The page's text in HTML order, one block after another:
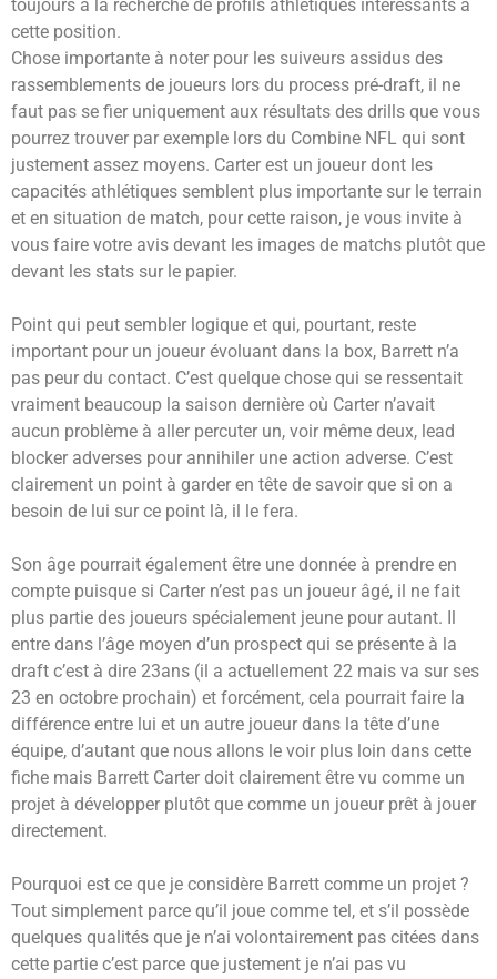
toujours à la recherche de profils athlétiques intéressants à
cette position.
Chose importante à noter pour les suiveurs assidus des
rassemblements de joueurs lors du process pré-draft, il ne
faut pas se fier uniquement aux résultats des drills que vous
pourrez trouver par exemple lors du Combine NFL qui sont
justement assez moyens. Carter est un joueur dont les
capacités athlétiques semblent plus importante sur le terrain
et en situation de match, pour cette raison, je vous invite à
vous faire votre avis devant les images de matchs plutôt que
devant les stats sur le papier.
Point qui peut sembler logique et qui, pourtant, reste
important pour un joueur évoluant dans la box, Barrett n’a
pas peur du contact. C’est quelque chose qui se ressentait
vraiment beaucoup la saison dernière où Carter n’avait
aucun problème à aller percuter un, voir même deux, lead
blocker adverses pour annihiler une action adverse. C’est
clairement un point à garder en tête de savoir que si on a
besoin de lui sur ce point là, il le fera.
Son âge pourrait également être une donnée à prendre en
compte puisque si Carter n’est pas un joueur âgé, il ne fait
plus partie des joueurs spécialement jeune pour autant. Il
entre dans l’âge moyen d’un prospect qui se présente à la
draft c’est à dire 23ans (il a actuellement 22 mais va sur ses
23 en octobre prochain) et forcément, cela pourrait faire la
différence entre lui et un autre joueur dans la tête d’une
équipe, d’autant que nous allons le voir plus loin dans cette
fiche mais Barrett Carter doit clairement être vu comme un
projet à développer plutôt que comme un joueur prêt à jouer
directement.
Pourquoi est ce que je considère Barrett comme un projet ?
Tout simplement parce qu’il joue comme tel, et s’il possède
quelques qualités que je n’ai volontairement pas citées dans
cette partie c’est parce que justement je n’ai pas vu